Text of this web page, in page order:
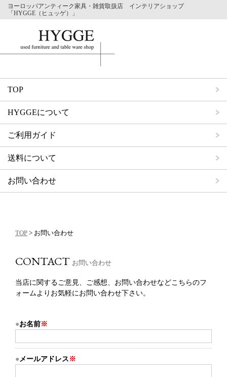
ヨーロッパアンティーク家具・雑貨取扱店 インテリアショップ
「HYGGE（ヒュッゲ）」
TOP
HYGGEについて
ご利用ガイド
送料について
お問い合わせ
TOP > お問い合わせ
CONTACT お問い合わせ
当店に関するご意見、ご感想、お問い合わせなどこちらのフ
ォームよりお気軽にお問い合わせ下さい。
お名前※
メールアドレス ※